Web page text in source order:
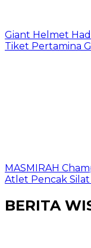
Giant Helmet
Tiket Pertamina
MASMIRAH
Atlet Pencak
BERITA